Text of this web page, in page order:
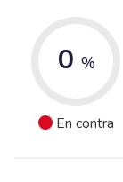
0 %
En contra